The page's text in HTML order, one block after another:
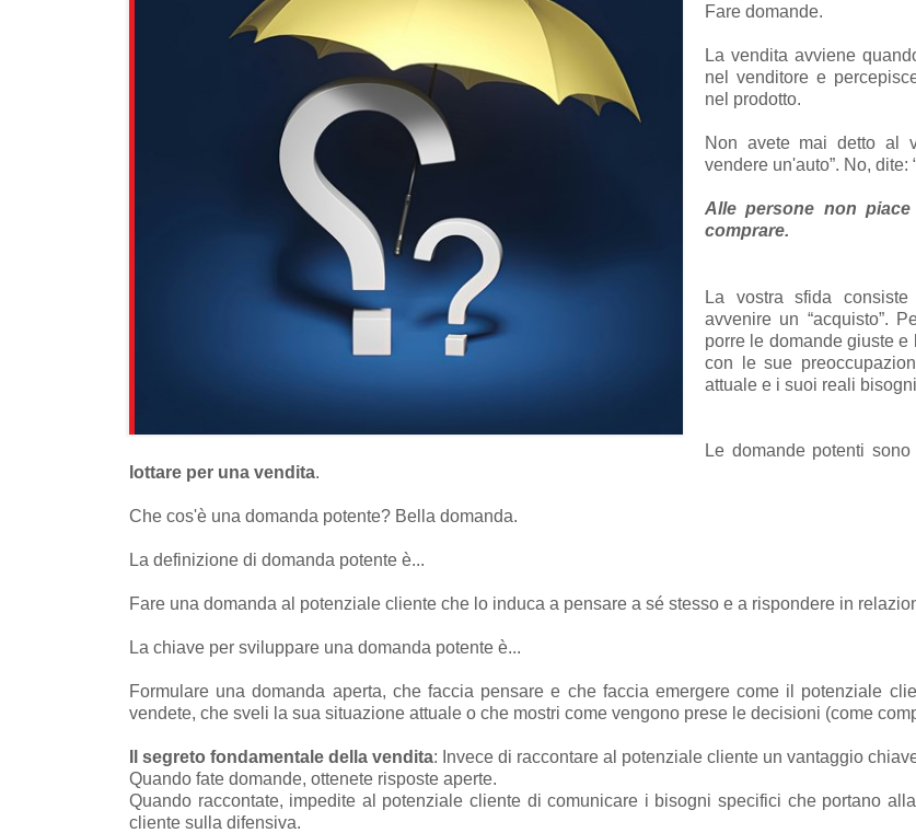
Fare domande.
La vendita avviene
nel venditore e
nel prodotto.
Non avete mai detto al
vendere un'auto”. No, dite:
Alle persone non
comprare.
La vostra sfida
avvenire un “acquisto”.
porre le domande giuste
con le sue
attuale e i suoi reali
Le domande potenti
lottare per una vendita.
Che cos'è una domanda potente? Bella domanda.
La definizione di domanda potente è...
Fare una domanda al potenziale cliente che lo induca a pensare a sé stesso e a rispondere in
La chiave per sviluppare una domanda potente è...
Formulare una domanda aperta, che faccia pensare e che faccia emergere come il potenziale
vendete, che sveli la sua situazione attuale o che mostri come vengono prese le decisioni (come
Il segreto fondamentale della vendita: Invece di raccontare al potenziale cliente un vantaggio
Quando fate domande, ottenete risposte aperte.
Quando raccontate, impedite al potenziale cliente di comunicare i bisogni specifici che portano
cliente sulla difensiva.